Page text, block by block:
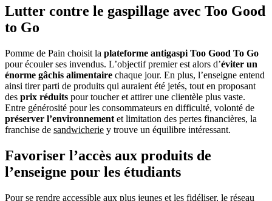
Lutter contre le gaspillage avec Too Good
to Go
Pomme de Pain choisit la plateforme antigaspi Too Good To Go
pour écouler ses invendus. L’objectif premier est alors d’éviter un
énorme gâchis alimentaire chaque jour. En plus, l’enseigne entend
ainsi tirer parti de produits qui auraient été jetés, tout en proposant
des prix réduits pour toucher et attirer une clientèle plus vaste.
Entre générosité pour les consommateurs en difficulté, volonté de
préserver l’environnement et limitation des pertes financières, la
franchise de sandwicherie y trouve un équilibre intéressant.
Favoriser l’accès aux produits de
l’enseigne pour les étudiants
Pour se rendre accessible aux plus jeunes et les fidéliser, le réseau